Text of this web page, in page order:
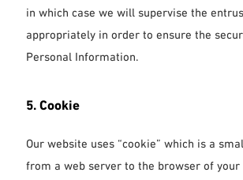
in which case we will supervise the
appropriately in order to ensure the
Personal Information.
5. Cookie
Our website uses “cookie” which is a
from a web server to the browser of